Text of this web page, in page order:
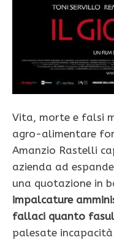
Vita, morte e falsi
agro-alimentare
Amanzio Rastelli
azienda ad
una quotazione in
impalcature
fallaci quanto
palesate